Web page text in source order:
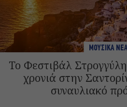
ΜΟΥΣΙΚΑ
Το Φεστιβάλ Στρογγύλη
χρονιά στην
συναυλιακό